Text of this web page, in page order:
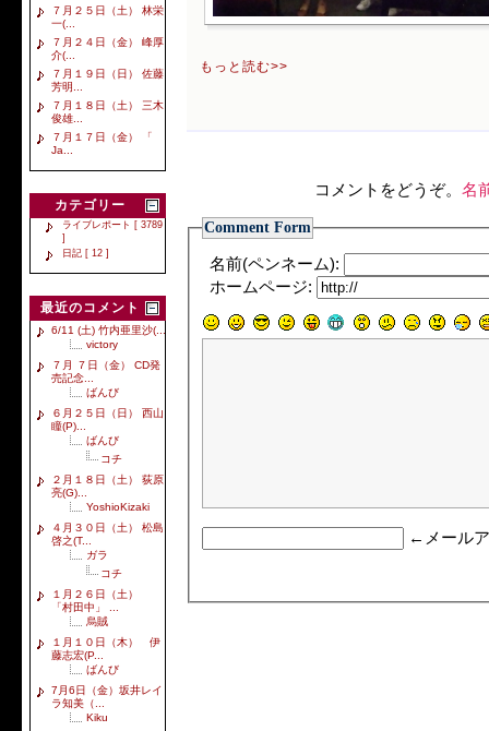
７月２５日（土） 林栄
一(...
７月２４日（金） 峰厚
介(...
７月１９日（日） 佐藤
芳明...
７月１８日（土） 三木
俊雄...
７月１７日（金） 「
Ja...
カテゴリー
ライブレポート [ 3789
]
日記 [ 12 ]
最近のコメント
6/11 (土) 竹内亜里沙(...
victory
７月 ７日（金） CD発
売記念...
ばんび
６月２５日（日） 西山
瞳(P)...
ばんび
コチ
２月１８日（土） 荻原
亮(G)...
YoshioKizaki
４月３０日（土） 松島
啓之(T...
ガラ
コチ
１月２６日（土）
「村田中」 ...
烏賊
１月１０日（木） 伊
藤志宏(P...
ばんび
7月6日（金）坂井レイ
ラ知美（...
Kiku
もっと読む>>
コメントをどうぞ。 名
Comment Form
名前(ペンネーム):
ホームページ:
←メール